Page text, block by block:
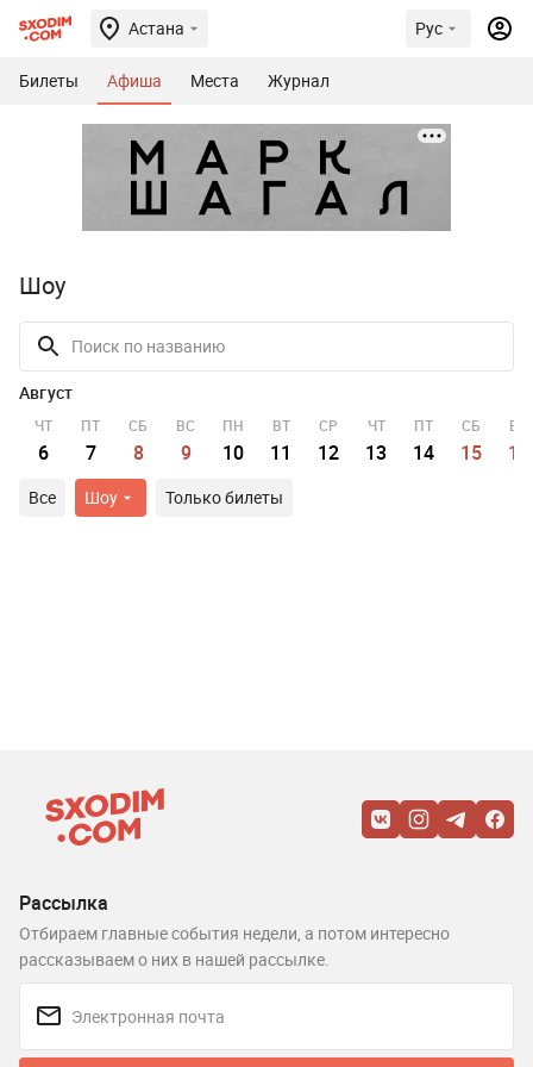
Астана Рус
Билеты Афиша Места Журнал
Шоу
Август
ЧТ
6
ПТ
7
СБ
8
ВС
9
ПН
10
ВТ
11
СР
12
ЧТ
13
ПТ
14
СБ
15
ВС
16
Все Шоу Только билеты
Рассылка
Отбираем главные события недели, а потом интересно
рассказываем о них в нашей рассылке.